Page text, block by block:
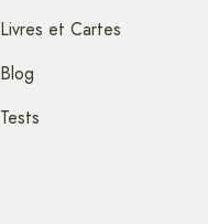
Livres et Cartes
Blog
Tests